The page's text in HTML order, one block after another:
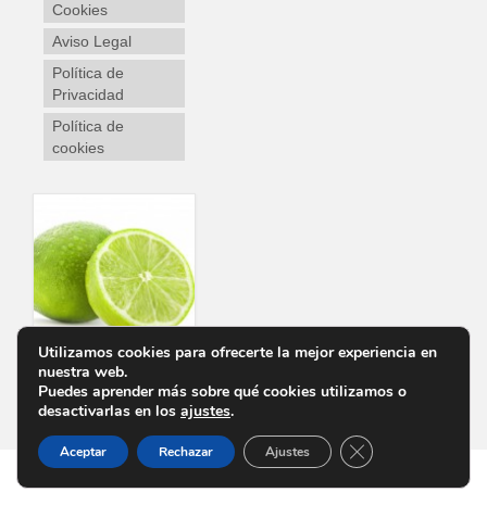
Cookies
Aviso Legal
Política de
Privacidad
Política de
cookies
Personalizar Cookies Aviso Legal Política de Privacidad
Utilizamos cookies para ofrecerte la mejor experiencia en
nuestra web.
Puedes aprender más sobre qué cookies utilizamos o
desactivarlas en los ajustes.
Aceptar Rechazar Ajustes Cerrar el banner